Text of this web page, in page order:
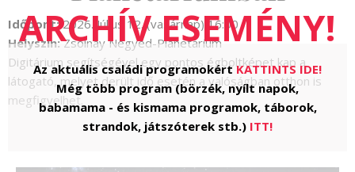
Időpont:2026. Július 12. (vasárnap) 16:00
Helyszín:Zsolnay Negyed-Planetárium
Digitárium segítségével egy pontos égboltképet kap a
látogató, melyet derült idő esetén a valóságban otthon is
megfigyelhet.
Az aktuális családi programokértKATTINTS IDE!
Még több program (börzék, nyílt napok,
babamama - és kismama programok, táborok,
strandok, játszóterek stb.) ITT!